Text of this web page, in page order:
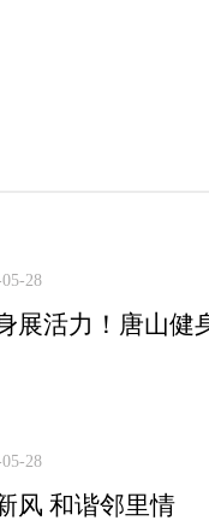
28
展活力！唐山健
28
风 和谐邻里情